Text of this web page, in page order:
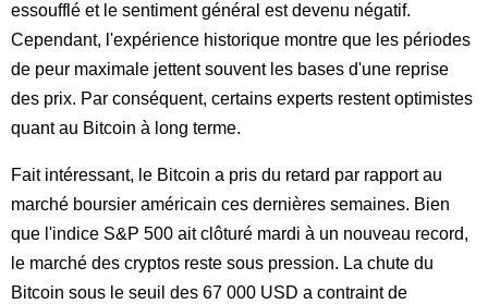
essoufflé et le sentiment général est devenu négatif.
Cependant, l'expérience historique montre que les périodes
de peur maximale jettent souvent les bases d'une reprise
des prix. Par conséquent, certains experts restent optimistes
quant au Bitcoin à long terme.
Fait intéressant, le Bitcoin a pris du retard par rapport au
marché boursier américain ces dernières semaines. Bien
que l'indice S&P 500 ait clôturé mardi à un nouveau record,
le marché des cryptos reste sous pression. La chute du
Bitcoin sous le seuil des 67 000 USD a contraint de